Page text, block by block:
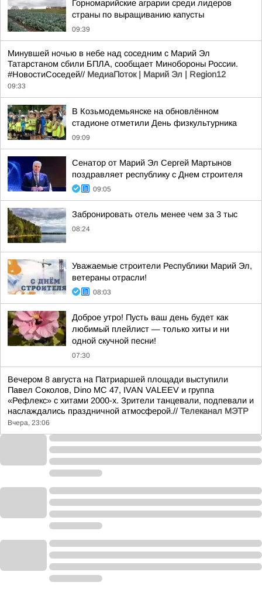
Горномарийские аграрии среди лидеров
страны по выращиванию капусты
09:39
Минувшей ночью в небе над соседним с Марий Эл
Татарстаном сбили БПЛА, сообщает Минобороны России.
#НовостиСоседей// МедиаПоток | Марий Эл | Region12
09:33
В Козьмодемьянске на обновлённом
стадионе отметили День физкультурника
09:09
Сенатор от Марий Эл Сергей Мартынов
поздравляет республику с Днем строителя
09:05
Забронировать отель менее чем за 3 тыс
08:24
Уважаемые строители Республики Марий Эл,
ветераны отрасли!
08:03
Доброе утро! Пусть ваш день будет как
любимый плейлист — только хиты и ни
одной скучной песни!
07:30
Вечером 8 августа на Патриаршей площади выступили
Павел Соколов, Dino MC 47, IVAN VALEEV и группа
«Рефлекс» с хитами 2000-х. Зрители танцевали, подпевали и
наслаждались праздничной атмосферой.// Телеканал МЭТР
Вчера, 23:06